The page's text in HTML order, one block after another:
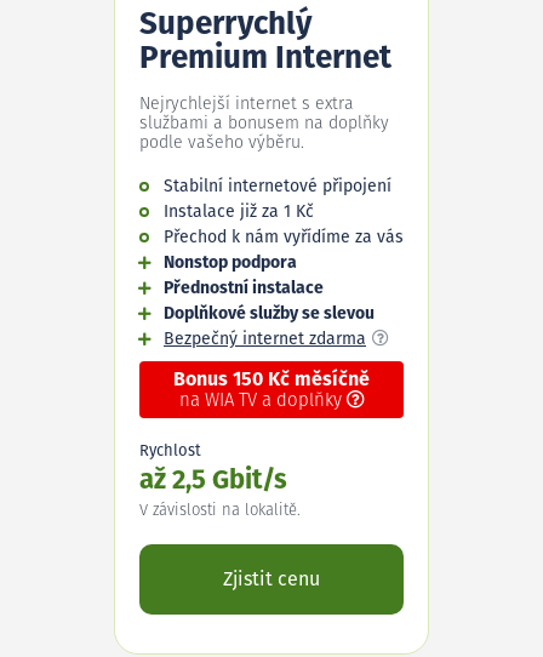
Superrychlý
Premium Internet
Nejrychlejší internet s extra
službami a bonusem na doplňky
podle vašeho výběru.
Stabilní internetové připojení
Instalace již za 1 Kč
Přechod k nám vyřídíme za vás
Nonstop podpora
Přednostní instalace
Doplňkové služby se slevou
Bezpečný internet zdarma
Bonus 150 Kč měsíčně
na WIA TV a doplňky
Rychlost
až 2,5 Gbit/s
V závislosti na lokalitě.
Zjistit cenu